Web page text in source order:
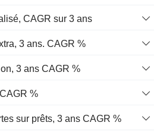
CAGR sur 3 ans
3 ans. CAGR %
3 ans CAGR %
%
sur prêts, 3 ans CAGR %